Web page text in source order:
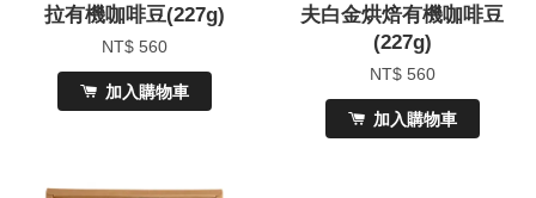
拉有機咖啡豆(227g)
NT$ 560
加入購物車
夫白金烘焙有機咖啡豆
(227g)
NT$ 560
加入購物車